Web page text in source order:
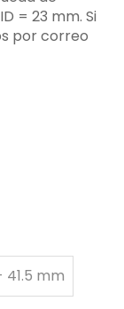
= 23 mm. Si
por correo
41.5 mm